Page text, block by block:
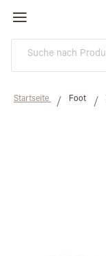
Startseite Foot